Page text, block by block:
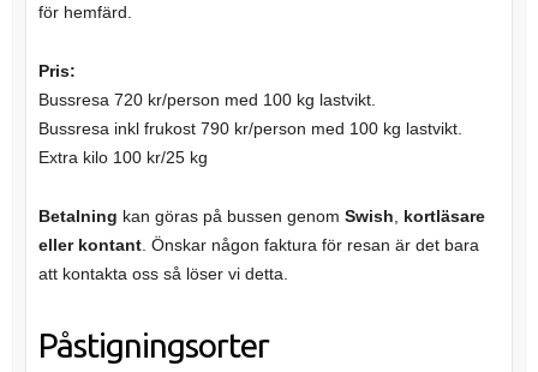
för hemfärd.
Pris:
Bussresa 720 kr/person med 100 kg lastvikt.
Bussresa inkl frukost 790 kr/person med 100 kg lastvikt.
Extra kilo 100 kr/25 kg
Betalning kan göras på bussen genom Swish
kortläsare
eller kontant. Önskar någon faktura för resan är det bara
att kontakta oss så löser vi detta.
Påstigningsorter